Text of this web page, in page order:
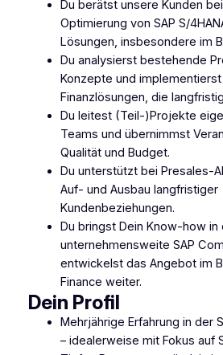
Du berätst unsere Kunden
Optimierung von SAP S/
Lösungen, insbesondere im
Du analysierst bestehende
Konzepte und
Finanzlösungen, die
Du leitest (Teil-)Projekte
Teams und übernimmst
Qualität und Budget.
Du unterstützt bei Presales-
Auf- und Ausbau langfristiger
Kundenbeziehungen.
Du bringst Dein Know-how in
unternehmensweite SAP
entwickelst das Angebot im
Finance weiter.
Dein Profil
Mehrjährige Erfahrung in der
– idealerweise mit Fokus auf